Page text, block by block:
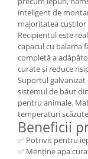
inteligent de
majoritatea cuștilor
Recipientul este
capacul cu balama
completă a
curate și reduce
Suportul
sistemul de băut
pentru animale.
temperaturi
Beneficii
✅ Potrivit pentru
✅ Menține apa